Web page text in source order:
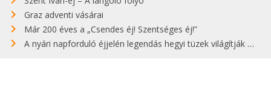
Graz adventi vásárai
Már 200 éves a „Csendes éj! Szentséges éj!”
A nyári napforduló éjjelén legendás hegyi tüzek világítják meg Zugspitzét